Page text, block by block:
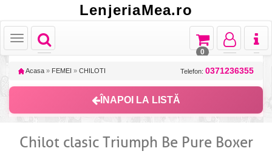
LenjeriaMea.ro
Toggle
navigation
Toggle
Toggle
navigation
Toggle
navigation
Toggle
navigation
0
Acasa » FEMEI » CHILOTI Telefon: 0371236355
ÎNAPOI LA LISTĂ
Chilot clasic Triumph Be Pure Boxer